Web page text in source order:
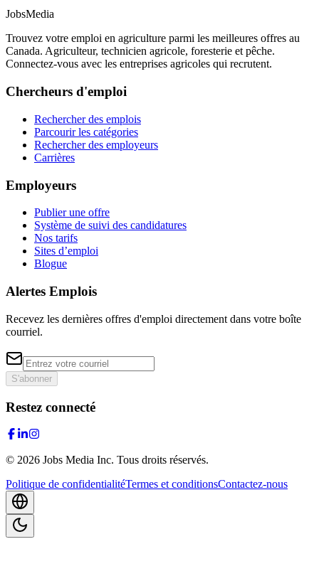
JobsMedia
Trouvez votre emploi en agriculture parmi les meilleures offres au
Canada. Agriculteur, technicien agricole, foresterie et pêche.
Connectez-vous avec les entreprises agricoles qui recrutent.
Chercheurs d'emploi
Rechercher des emplois
Parcourir les catégories
Rechercher des employeurs
Carrières
Employeurs
Publier une offre
Système de suivi des candidatures
Nos tarifs
Sites d’emploi
Blogue
Alertes Emplois
Recevez les dernières offres d'emploi directement dans votre boîte
courriel.
S'abonner
Restez connecté
© 2026 Jobs Media Inc. Tous droits réservés.
Politique de confidentialitéTermes et conditionsContactez-nous